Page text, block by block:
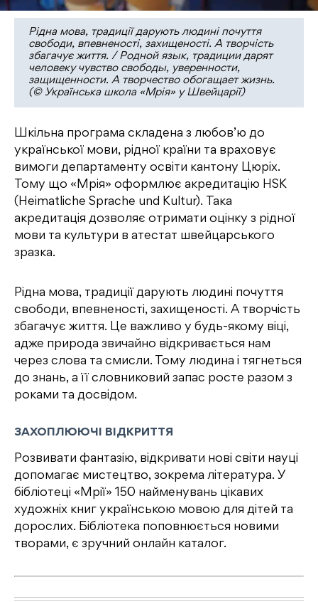
Рідна мова, традиції дарують людині почуття
свободи, впевненості, захищеності. А творчість
збагачує життя. / Родной язык, традиции дарят
человеку чувство свободы, уверенности,
защищенности. А творчество обогащает жизнь.
(© Українська школа «Мрія» у Швейцарії)
Шкільна програма складена з любов’ю до
української мови, рідної країни та враховує
вимоги департаменту освіти кантону Цюріх.
Тому що «Мрія» оформлює акредитацію HSK
(Heimatliche Sprache und Kultur). Така
акредитація дозволяє отримати оцінку з рідної
мови та культури в атестат швейцарського
зразка.
Рідна мова, традиції дарують людині почуття
свободи, впевненості, захищеності. А творчість
збагачує життя. Це важливо у будь-якому віці,
адже природа звичайно відкривається нам
через слова та смисли. Тому людина і тягнеться
до знань, а її словниковий запас росте разом з
роками та досвідом.
ЗАХОПЛЮЮЧІ ВІДКРИТТЯ
Розвивати фантазію, відкривати нові світи науцi
допомагає мистецтво, зокрема література. У
бібліотеці «Мрії» 150 найменувань цікавих
художнiх книг українською мовою для дітей та
дорослих. Бібліотека поповнюється новими
творами, є зручний онлайн каталог.